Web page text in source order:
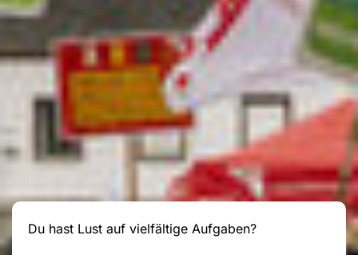
Du hast Lust auf vielfältige Aufgaben?